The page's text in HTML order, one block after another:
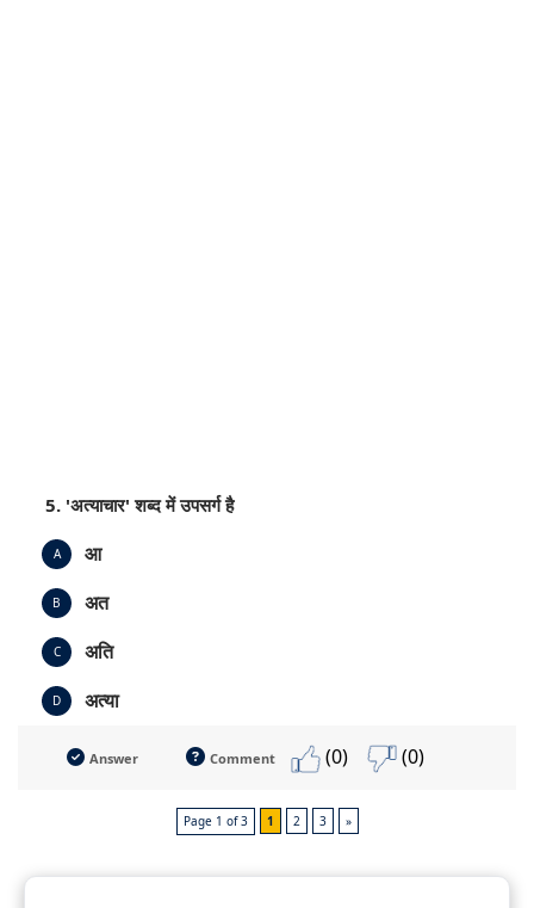
5. 'अत्याचार' शब्द में उपसर्ग है
A आ
B अत
C अति
D अत्या
Answer Comment (0) (0)
Page 1 of 3 1 2 3 »